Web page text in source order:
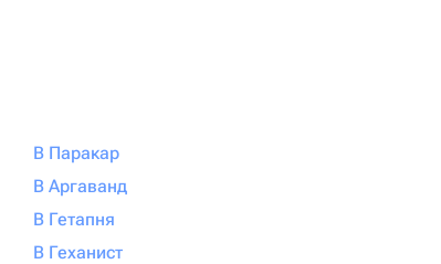
В Паракар
В Аргаванд
В Гетапня
В Геханист